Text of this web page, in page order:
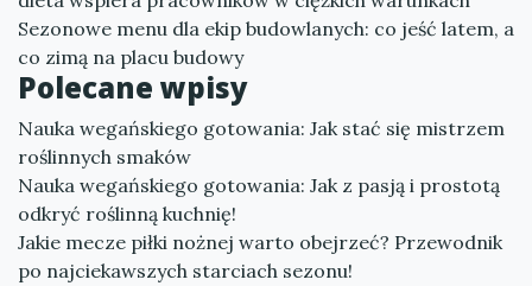
Sezonowe menu dla ekip budowlanych: co jeść latem, a
co zimą na placu budowy
Polecane wpisy
Nauka wegańskiego gotowania: Jak stać się mistrzem
roślinnych smaków
Nauka wegańskiego gotowania: Jak z pasją i prostotą
odkryć roślinną kuchnię!
Jakie mecze piłki nożnej warto obejrzeć? Przewodnik
po najciekawszych starciach sezonu!